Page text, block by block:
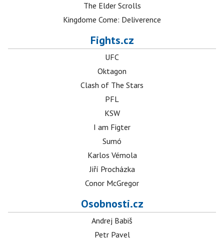
The Elder Scrolls
Kingdome Come: Deliverence
Fights.cz
UFC
Oktagon
Clash of The Stars
PFL
KSW
I am Figter
Sumó
Karlos Vémola
Jiří Procházka
Conor McGregor
Osobnosti.cz
Andrej Babiš
Petr Pavel